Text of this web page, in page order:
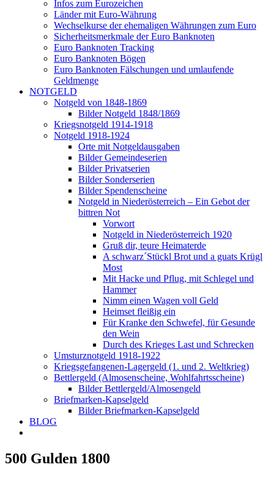
Infos zum Eurozeichen
Länder mit Euro-Währung
Wechselkurse der ehemaligen Währungen zum Euro
Sicherheitsmerkmale der Euro Banknoten
Euro Banknoten Tracking
Euro Banknoten Bögen
Euro Banknoten Fälschungen und umlaufende
Geldmenge
NOTGELD
Notgeld von 1848-1869
Bilder Notgeld 1848/1869
Kriegsnotgeld 1914-1918
Notgeld 1918-1924
Orte mit Notgeldausgaben
Bilder Gemeindeserien
Bilder Privatserien
Bilder Sonderserien
Bilder Spendenscheine
Notgeld in Niederösterreich – Ein Gebot der
bittren Not
Vorwort
Notgeld in Niederösterreich 1920
Gruß dir, teure Heimaterde
A schwarz´Stückl Brot und a guats Krügl
Most
Mit Hacke und Pflug, mit Schlegel und
Hammer
Nimm einen Wagen voll Geld
Heimset fleißig ein
Für Kranke den Schwefel, für Gesunde
den Wein
Durch des Krieges Last und Schrecken
Umsturznotgeld 1918-1922
Kriegsgefangenen-Lagergeld (1. und 2. Weltkrieg)
Bettlergeld (Almosenscheine, Wohlfahrtsscheine)
Bilder Bettlergeld/Almosengeld
Briefmarken-Kapselgeld
Bilder Briefmarken-Kapselgeld
BLOG
500 Gulden 1800